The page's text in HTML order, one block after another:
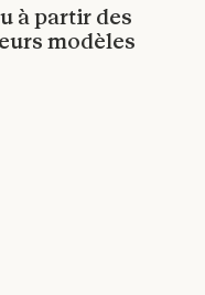
à partir des
modèles